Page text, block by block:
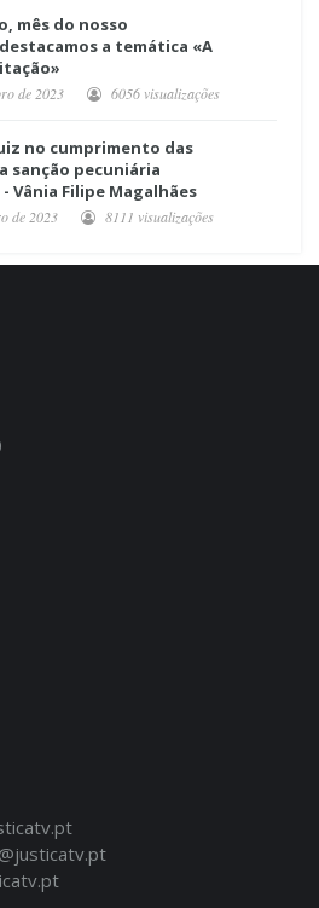
mês do nosso
a temática «A
de 2023 6056 visualizações
no cumprimento das
sanção pecuniária
Vânia Filipe Magalhães
de 2023 8111 visualizações